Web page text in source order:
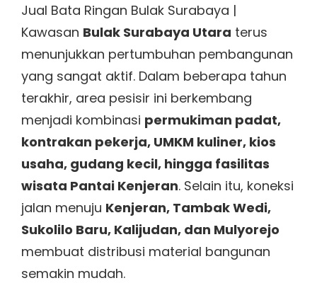
Jual Bata Ringan Bulak Surabaya |
Kawasan Bulak Surabaya Utara terus
menunjukkan pertumbuhan pembangunan
yang sangat aktif. Dalam beberapa tahun
terakhir, area pesisir ini berkembang
menjadi kombinasi permukiman padat,
kontrakan pekerja, UMKM kuliner, kios
usaha, gudang kecil, hingga fasilitas
wisata Pantai Kenjeran. Selain itu, koneksi
jalan menuju Kenjeran, Tambak Wedi,
Sukolilo Baru, Kalijudan, dan Mulyorejo
membuat distribusi material bangunan
semakin mudah.